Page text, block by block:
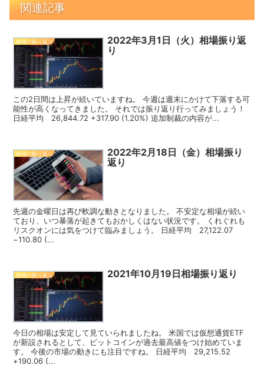
関連記事
相場の振り返り
2022年3月1日（火）相場振り返
り
この2日間は上昇が続いていますね。 今週は週末にかけて下落する可
能性が高くなってきました。 それでは振り返り行ってみましょう！
日経平均 26,844.72 +317.90 (1.20%) 追加制裁の内容が...
相場の振り返り
2022年2月18日（金）相場振り
返り
先週の金曜日は再び軟調な動きとなりました。 不安定な相場が続い
ており、いつ暴落が起きてもおかしくはない状況です。 くれぐれも
リスクオンには気をつけて臨みましょう。 日経平均 27,122.07
−110.80 (...
相場の振り返り 2021年10月19日相場振り返り
今日の相場は安定して見ていられましたね。 米国では仮想通貨ETF
が新設されるとして、ビットコインが過去最高値をつけ始めていま
す。 今後の市場の動きにも注目ですね。 日経平均 29,215.52
+190.06 (...